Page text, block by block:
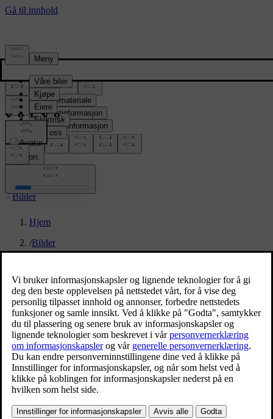
Presserom
Pressemateriale
Produktinformasjon
Selskapsinformasjon
Mediekontakter
location:
NO
Bilder
Hjem
/Bilder
EX90 SOP
6/5/2024
Bokmerke
Del
Last ned